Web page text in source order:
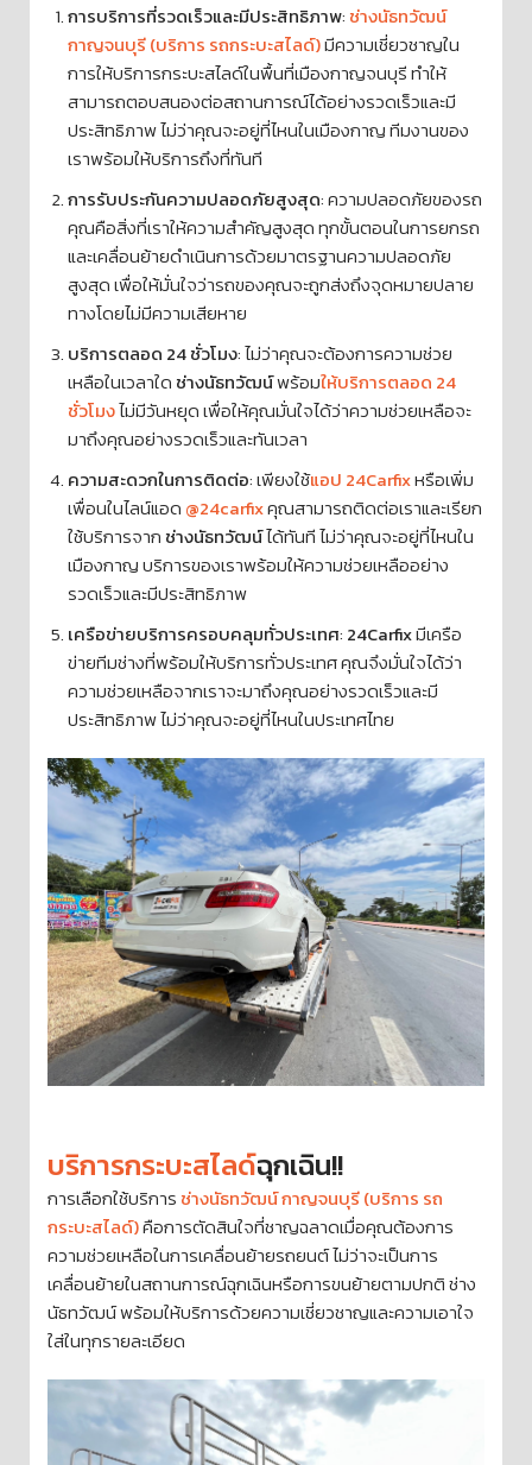
การบริการที่รวดเร็วและมีประสิทธิภาพ: ช่างนัธทวัฒน์
กาญจนบุรี (บริการ รถกระบะสไลด์)มีความเชี่ยวชาญใน
การให้บริการกระบะสไลด์ในพื้นที่เมืองกาญจนบุรี ทำให้
สามารถตอบสนองต่อสถานการณ์ได้อย่างรวดเร็วและมี
ประสิทธิภาพ ไม่ว่าคุณจะอยู่ที่ไหนในเมืองกาญ ทีมงานของ
เราพร้อมให้บริการถึงที่ทันที
การรับประกันความปลอดภัยสูงสุด: ความปลอดภัยของรถ
คุณคือสิ่งที่เราให้ความสำคัญสูงสุด ทุกขั้นตอนในการยกรถ
และเคลื่อนย้ายดำเนินการด้วยมาตรฐานความปลอดภัย
สูงสุด เพื่อให้มั่นใจว่ารถของคุณจะถูกส่งถึงจุดหมายปลาย
ทางโดยไม่มีความเสียหาย
บริการตลอด 24 ชั่วโมง: ไม่ว่าคุณจะต้องการความช่วย
เหลือในเวลาใด ช่างนัธทวัฒน์พร้อมให้บริการตลอด 24
ชั่วโมงไม่มีวันหยุด เพื่อให้คุณมั่นใจได้ว่าความช่วยเหลือจะ
มาถึงคุณอย่างรวดเร็วและทันเวลา
ความสะดวกในการติดต่อ: เพียงใช้แอป 24Carfixหรือเพิ่ม
เพื่อนในไลน์แอด @24carfixคุณสามารถติดต่อเราและเรียก
ใช้บริการจาก ช่างนัธทวัฒน์ได้ทันที ไม่ว่าคุณจะอยู่ที่ไหนใน
เมืองกาญ บริการของเราพร้อมให้ความช่วยเหลืออย่าง
รวดเร็วและมีประสิทธิภาพ
เครือข่ายบริการครอบคลุมทั่วประเทศ: 24Carfixมีเครือ
ข่ายทีมช่างที่พร้อมให้บริการทั่วประเทศ คุณจึงมั่นใจได้ว่า
ความช่วยเหลือจากเราจะมาถึงคุณอย่างรวดเร็วและมี
ประสิทธิภาพ ไม่ว่าคุณจะอยู่ที่ไหนในประเทศไทย
บริการกระบะสไลด์ฉุกเฉิน!!
การเลือกใช้บริการ ช่างนัธทวัฒน์ กาญจนบุรี (บริการ รถ
กระบะสไลด์)คือการตัดสินใจที่ชาญฉลาดเมื่อคุณต้องการ
ความช่วยเหลือในการเคลื่อนย้ายรถยนต์ ไม่ว่าจะเป็นการ
เคลื่อนย้ายในสถานการณ์ฉุกเฉินหรือการขนย้ายตามปกติ ช่าง
นัธทวัฒน์ พร้อมให้บริการด้วยความเชี่ยวชาญและความเอาใจ
ใส่ในทุกรายละเอียด